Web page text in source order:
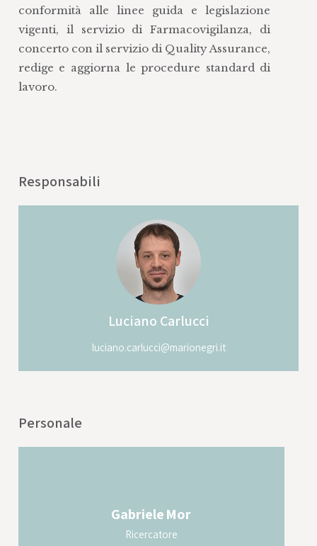
conformità alle linee guida e legislazione
vigenti, il servizio di Farmacovigilanza, di
concerto con il servizio di Quality Assurance,
redige e aggiorna le procedure standard di
lavoro.
Responsabili
Luciano Carlucci
luciano.carlucci@marionegri.it
Personale
GabrieleMor
Ricercatore